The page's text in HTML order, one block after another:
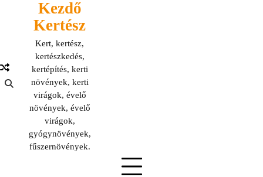
Kezdő
Kertész
Kert, kertész,
kertészkedés,
kertépítés, kerti
növények, kerti
virágok, évelő
növények, évelő
virágok,
gyógynövények,
fűszernövények.